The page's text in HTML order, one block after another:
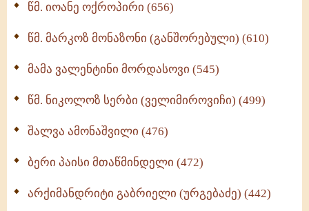
წმ. იოანე ოქროპირი (656)
წმ. მარკოზ მონაზონი (განშორებული) (610)
მამა ვალენტინი მორდასოვი (545)
წმ. ნიკოლოზ სერბი (ველიმიროვიჩი) (499)
შალვა ამონაშვილი (476)
ბერი პაისი მთაწმინდელი (472)
არქიმანდრიტი გაბრიელი (ურგებაძე) (442)